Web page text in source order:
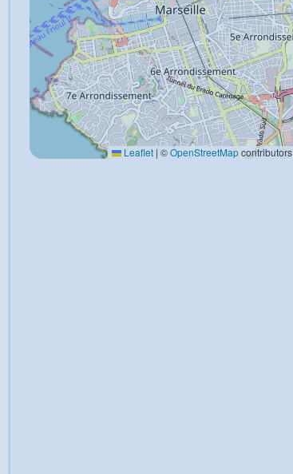
Leaflet | ©OpenStreetMapcontributors